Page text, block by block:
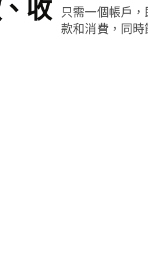
收
只需一個帳戶
款和消費，同時